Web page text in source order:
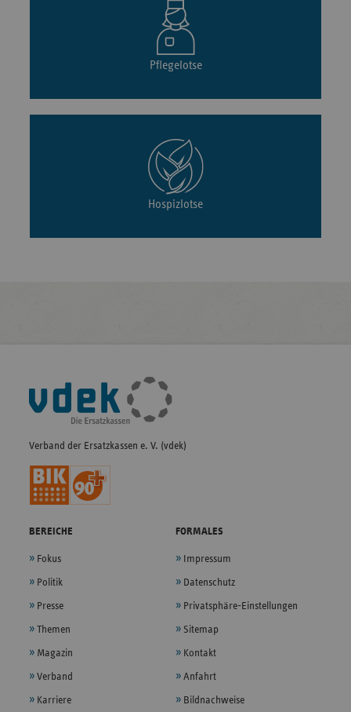
Pflegelotse
Hospizlotse
Fußleisten-
Navigation
Verband der Ersatzkassen e. V. (vdek)
BEREICHE
Fokus
Politik
Presse
Themen
Magazin
Verband
Karriere
FORMALES
Impressum
Datenschutz
Privatsphäre-Einstellungen
Sitemap
Kontakt
Anfahrt
Bildnachweise